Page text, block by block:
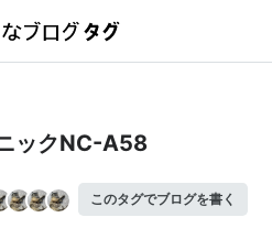
ックNC-A58
このタグでブログを書く